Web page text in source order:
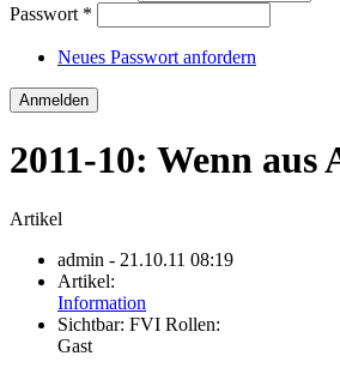
Passwort *
Neues Passwort anfordern
2011-10: Wenn
Artikel
admin - 21.10.11 08:19
Artikel:
Information
Sichtbar: FVI Rollen:
Gast